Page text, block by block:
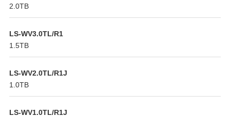
2.0TB
LS-WV3.0TL/R1
1.5TB
LS-WV2.0TL/R1J
1.0TB
LS-WV1.0TL/R1J